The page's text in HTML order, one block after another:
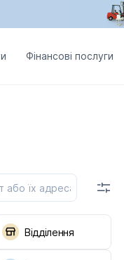
Фінансові послуги
Відділення